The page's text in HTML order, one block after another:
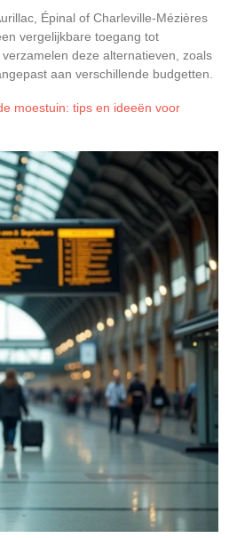
Épinal of Charleville-Mézières
vergelijkbare toegang tot
deze alternatieven, zoals
aan verschillende budgetten.
moestuin: tips en ideeën voor